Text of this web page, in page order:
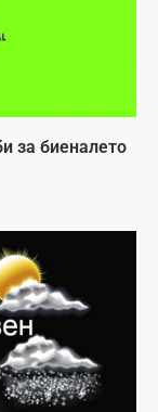
за биеналето